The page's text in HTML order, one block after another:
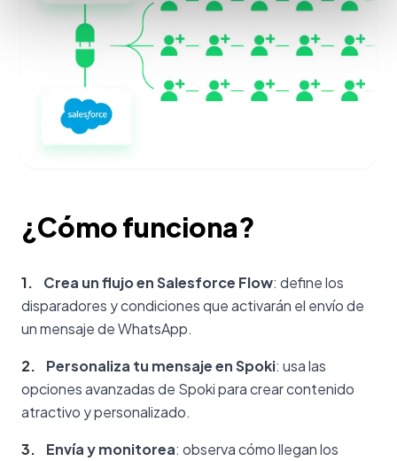
¿Cómo funciona?
1. Crea un flujo en Salesforce Flow: define los
disparadores y condiciones que activarán el envío de
un mensaje de WhatsApp.
2. Personaliza tu mensaje en Spoki: usa las
opciones avanzadas de Spoki para crear contenido
atractivo y personalizado.
3. Envía y monitorea: observa cómo llegan los